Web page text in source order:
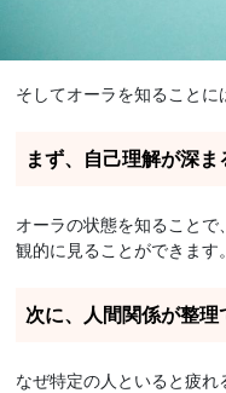
そしてオーラを知ることに
まず、自己理解が深ま
オーラの状態を知ること
観的に見ることができます。
次に、人間関係が整理
なぜ特定の人といると疲れ